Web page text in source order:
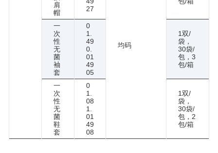
肩
帽
27
均码
一
次
性
无
菌
袖
套
0
1.
49
0.
01
49
05
1双/
袋，
30袋/
包，3
包/箱
一
次
性
无
菌
鞋
套
0
1.
08
1.
01
49
08
1双/
袋，
30袋/
包，2
包/箱